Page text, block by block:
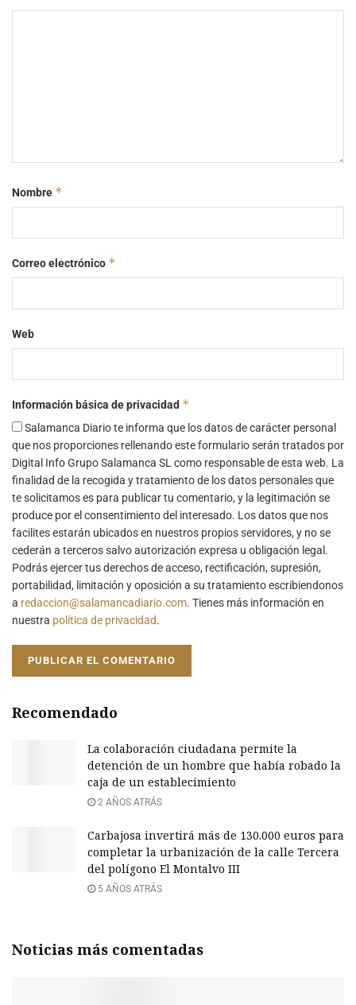
Nombre *
Correo electrónico *
Web
Información básica de privacidad *
Salamanca Diario te informa que los datos de carácter personal
que nos proporciones rellenando este formulario serán tratados por
Digital Info Grupo Salamanca SL como responsable de esta web. La
finalidad de la recogida y tratamiento de los datos personales que
te solicitamos es para publicar tu comentario, y la legitimación se
produce por el consentimiento del interesado. Los datos que nos
facilites estarán ubicados en nuestros propios servidores, y no se
cederán a terceros salvo autorización expresa u obligación legal.
Podrás ejercer tus derechos de acceso, rectificación, supresión,
portabilidad, limitación y oposición a su tratamiento escribiendonos
a redaccion@salamancadiario.com. Tienes más información en
nuestra política de privacidad.
Recomendado
La colaboración ciudadana permite la
detención de un hombre que había robado la
caja de un establecimiento
2 AÑOS ATRÁS
Carbajosa invertirá más de 130.000 euros para
completar la urbanización de la calle Tercera
del polígono El Montalvo III
5 AÑOS ATRÁS
Noticias más comentadas